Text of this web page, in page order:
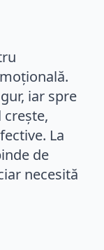
iar spre
La
de
necesită